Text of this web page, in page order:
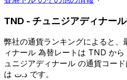
TND - チュニジアディナール
弊社の通貨ランキングによると、
ィナール 為替レートは TND か
ュニジアディナール の通貨コー
は د.ت です。